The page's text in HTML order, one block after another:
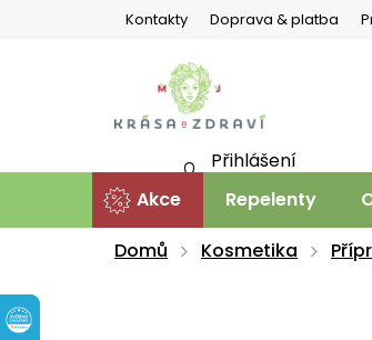
Kontakty Doprava & platba
Přihlášení
Akce Repelenty
Domů
Kosmetika